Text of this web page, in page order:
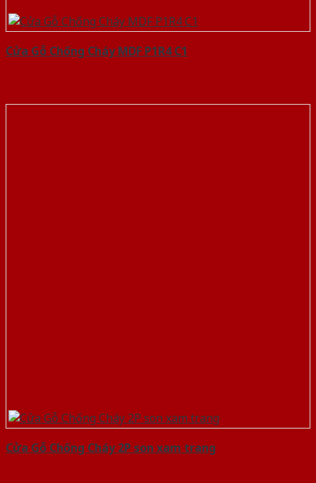
Cửa Gỗ Chống Cháy MDF P1R4 C1
Cửa Gỗ Chống Cháy 2P son xam trang